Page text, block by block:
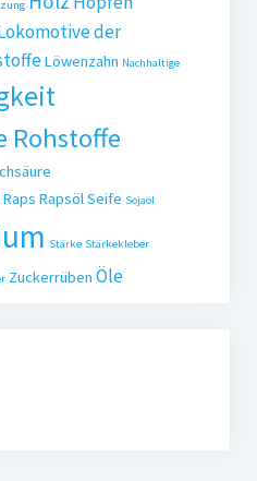
der
Löwenzahn Nachhaltige
Rohstoffe
Raps RapsölSeife Sojaöl
Stärke Stärkekleber
Zuckerrüben Öle